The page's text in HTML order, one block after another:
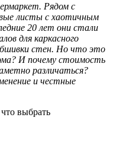
Рядом с
листы с хаотичным
20 лет они стали
для каркасного
стен. Но что это
И почему стоимость
различаться?
и честные